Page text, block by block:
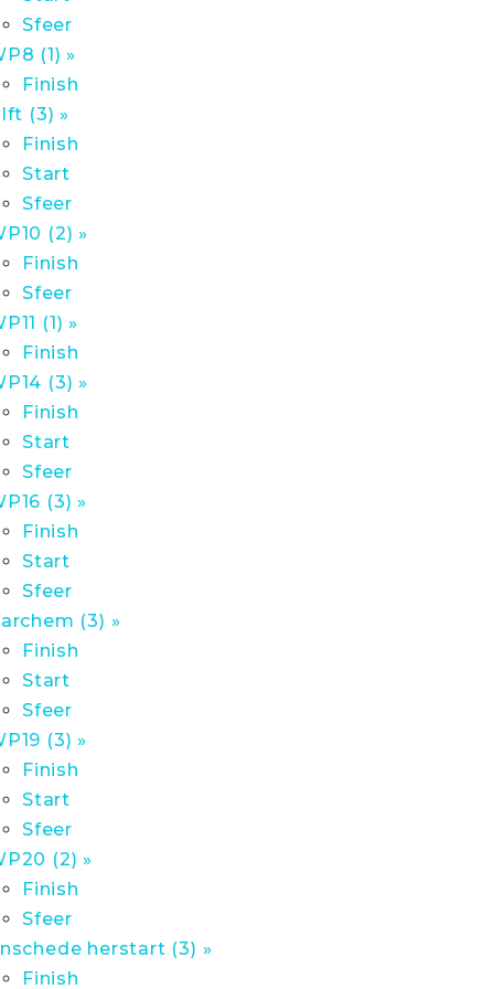
Sfeer
(1) »
Finish
(3) »
Finish
Start
Sfeer
(2) »
Finish
Sfeer
(1) »
Finish
(3) »
Finish
Start
Sfeer
(3) »
Finish
Start
Sfeer
(3) »
Finish
Start
Sfeer
(3) »
Finish
Start
Sfeer
(2) »
Finish
Sfeer
herstart (3) »
Finish